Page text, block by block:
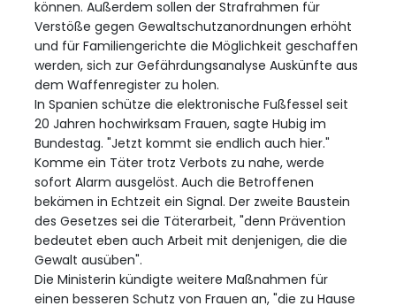
können. Außerdem sollen der Strafrahmen für
Verstöße gegen Gewaltschutzanordnungen erhöht
und für Familiengerichte die Möglichkeit geschaffen
werden, sich zur Gefährdungsanalyse Auskünfte aus
dem Waffenregister zu holen.
In Spanien schütze die elektronische Fußfessel seit
20 Jahren hochwirksam Frauen, sagte Hubig im
Bundestag. "Jetzt kommt sie endlich auch hier."
Komme ein Täter trotz Verbots zu nahe, werde
sofort Alarm ausgelöst. Auch die Betroffenen
bekämen in Echtzeit ein Signal. Der zweite Baustein
des Gesetzes sei die Täterarbeit, "denn Prävention
bedeutet eben auch Arbeit mit denjenigen, die die
Gewalt ausüben".
Die Ministerin kündigte weitere Maßnahmen für
einen besseren Schutz von Frauen an, "die zu Hause